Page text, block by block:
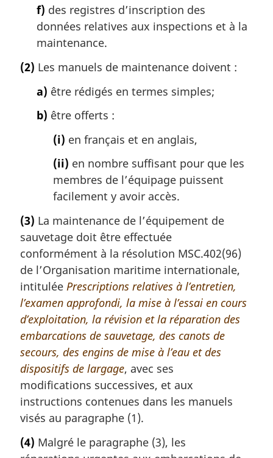
f) des registres d’inscription des
données relatives aux inspections et à la
maintenance.
(2) Les manuels de maintenance doivent :
a) être rédigés en termes simples;
b) être offerts :
(i) en français et en anglais,
(ii) en nombre suffisant pour que les
membres de l’équipage puissent
facilement y avoir accès.
(3) La maintenance de l’équipement de
sauvetage doit être effectuée
conformément à la résolution MSC.402(96)
de l’Organisation maritime internationale,
intitulée Prescriptions relatives à l’entretien,
l’examen approfondi, la mise à l’essai en cours
d’exploitation, la révision et la réparation des
embarcations de sauvetage, des canots de
secours, des engins de mise à l’eau et des
dispositifs de largage, avec ses
modifications successives, et aux
instructions contenues dans les manuels
visés au paragraphe (1).
(4) Malgré le paragraphe (3), les